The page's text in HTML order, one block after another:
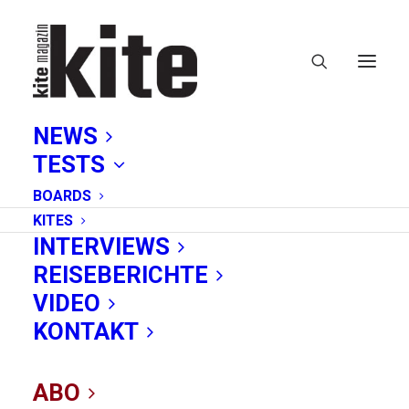
NEWS
TESTS
BOARDS
KITES
INTERVIEWS
REISEBERICHTE
VIDEO
KONTAKT
ABO
Jetzt KITE